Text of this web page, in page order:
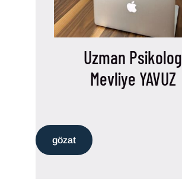
Uzman Psikolog
Mevliye YAVUZ
gözat